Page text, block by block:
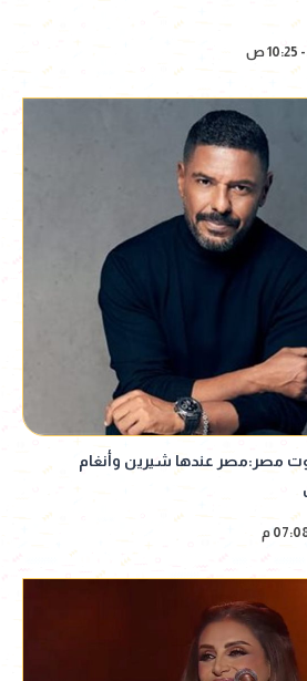
مصر:مصر عندها شيرين وأنغام